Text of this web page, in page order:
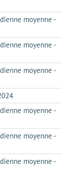
moyenne -
moyenne -
moyenne -
moyenne -
moyenne -
moyenne -